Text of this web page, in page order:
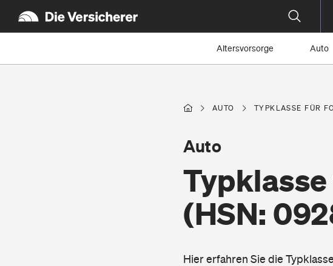
Altersvorsorge Auto
AUTO TYPKLASSE FÜR
(HSN:
Auto
Hier erfahren Sie die